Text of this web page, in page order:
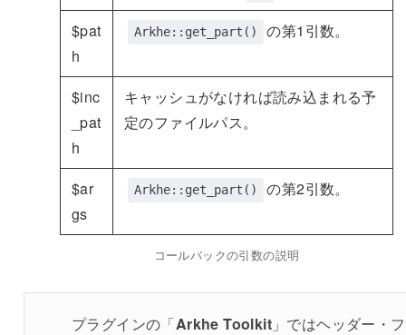
$pat
h
Arkhe::get_part() の第1引数。
$inc
_pat
h
キャッシュがなければ読み込まれる予
定のファイルパス。
$ar
gs
Arkhe::get_part() の第2引数。
コールバックの引数の説明
プラグインの「Arkhe Toolkit」ではヘッダー・フ